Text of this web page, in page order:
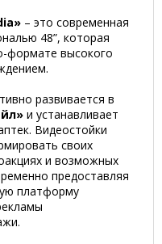
– это современная
48”, которая
формате высокого
развивается в
и устанавливает
Видеостойки
своих
и возможных
предоставляя
платформу